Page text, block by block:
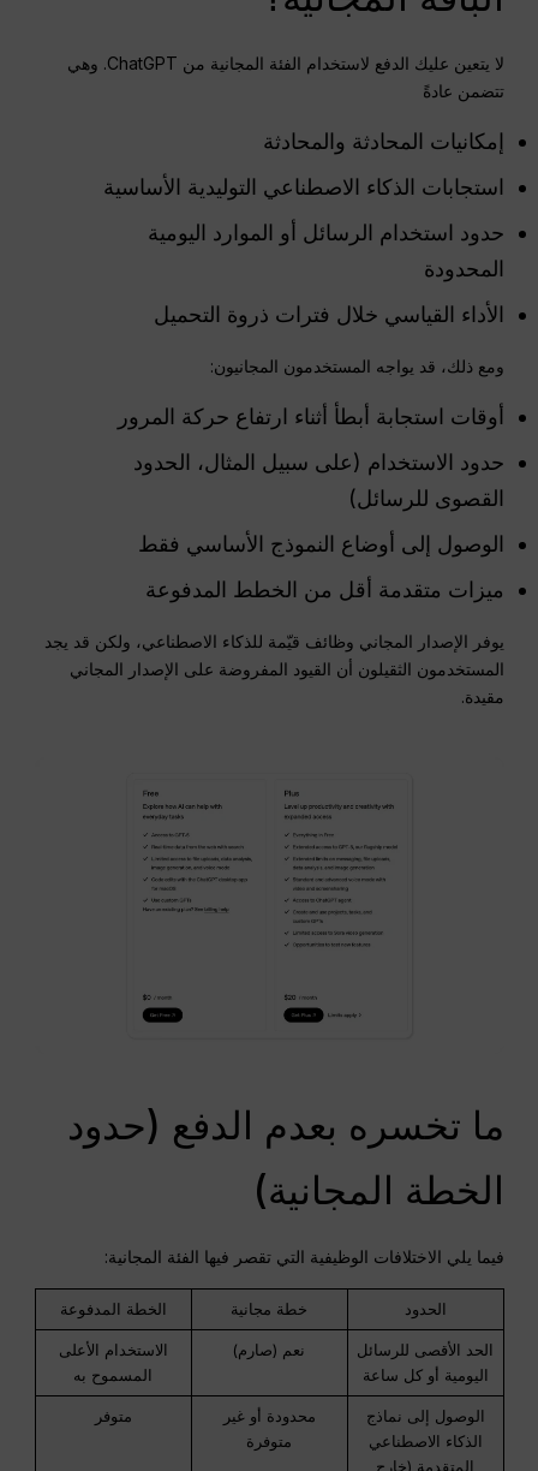
لا يتعين عليك الدفع لاستخدام الفئة المجانية من ChatGPT. وهي
تتضمن عادةً
إمكانيات المحادثة والمحادثة
استجابات الذكاء الاصطناعي التوليدية الأساسية
حدود استخدام الرسائل أو الموارد اليومية
المحدودة
الأداء القياسي خلال فترات ذروة التحميل
ومع ذلك، قد يواجه المستخدمون المجانيون:
أوقات استجابة أبطأ أثناء ارتفاع حركة المرور
حدود الاستخدام (على سبيل المثال، الحدود
القصوى للرسائل)
الوصول إلى أوضاع النموذج الأساسي فقط
ميزات متقدمة أقل من الخطط المدفوعة
يوفر الإصدار المجاني وظائف قيّمة للذكاء الاصطناعي، ولكن قد يجد
المستخدمون الثقيلون أن القيود المفروضة على الإصدار المجاني
مقيدة.
ما تخسره بعدم الدفع (حدود
الخطة المجانية)
فيما يلي الاختلافات الوظيفية التي تقصر فيها الفئة المجانية:
الحدود خطة مجانية الخطة المدفوعة
الحد الأقصى للرسائل
اليومية أو كل ساعة
نعم (صارم)
الاستخدام الأعلى
المسموح به
الوصول إلى نماذج
الذكاء الاصطناعي
المتقدمة (خارج
محدودة أو غير
متوفرة
متوفر